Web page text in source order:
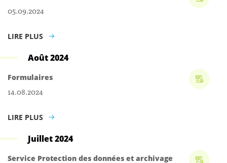
05.09.2024
LIRE PLUS
Août 2024
Formulaires
14.08.2024
LIRE PLUS
Juillet 2024
Service Protection des données et archivage